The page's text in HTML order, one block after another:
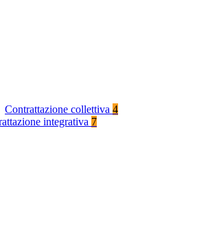
Contrattazione collettiva 4
integrativa 7